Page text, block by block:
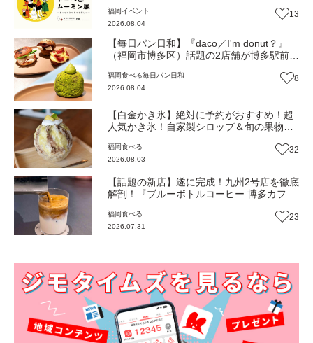
ーベとムーミン展』【イベント】
福岡 イベント
2026.08.04
13
【毎日パン日和】『dacō／I'm donut？』
（福岡市博多区）話題の2店舗が博多駅前に
パン】
福岡食べる毎日パン日和
2026.08.04
8
【白金かき氷】絶対に予約がおすすめ！超
人気かき氷！自家製シロップ＆旬の果物が
白金）【まち歩き】
福岡食べる
2026.08.03
32
【話題の新店】遂に完成！九州2号店を徹底
解剖！『ブルーボトルコーヒー 博多カフ
囲まれて味わう一杯＆一皿（福岡市博多
区）【まち歩き】
福岡食べる
2026.07.31
23